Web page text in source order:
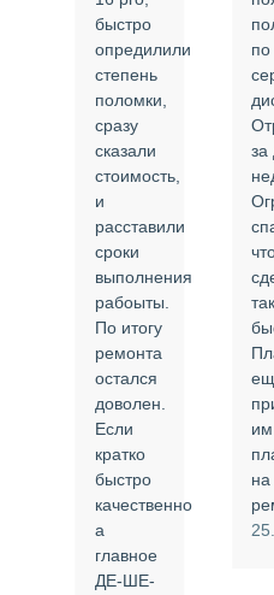
быстро
опредилили
степень
поломки,
сразу
сказали
стоимость,
и
расставили
сроки
выполнения
рабоыты.
По итогу
ремонта
остался
доволен.
Если
кратко
быстро
качественно
а
главное
ДЕ-ШЕ-
по
за
так
им
на